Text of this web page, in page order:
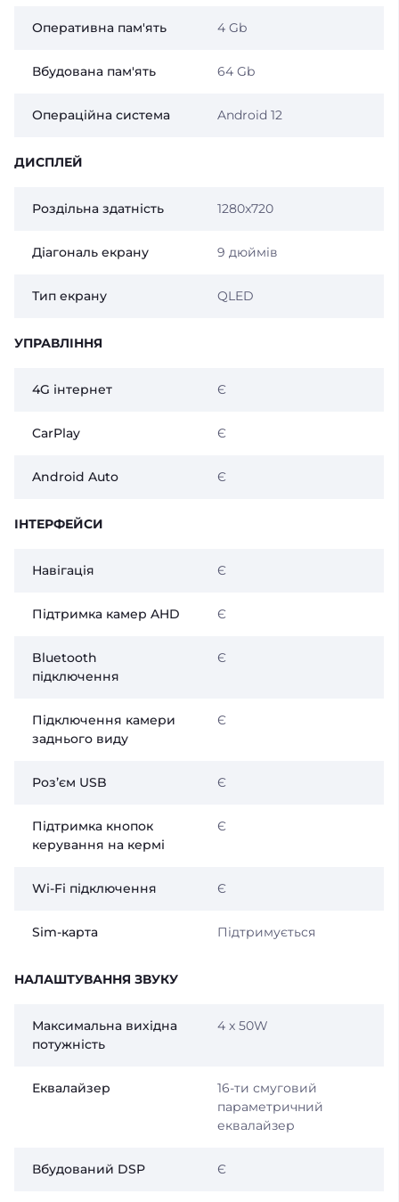
Оперативна пам'ять 4 Gb
Вбудована пам'ять 64 Gb
Операційна система Android 12
ДИСПЛЕЙ
Роздільна здатність 1280x720
Діагональ екрану 9 дюймів
Тип екрану QLED
УПРАВЛІННЯ
4G інтернет Є
CarPlay Є
Android Auto Є
ІНТЕРФЕЙСИ
Навігація Є
Підтримка камер AHD Є
Bluetooth
підключення
Є
Підключення камери
заднього виду
Є
Розʼєм USB Є
Підтримка кнопок
керування на кермі
Є
Wi-Fi підключення Є
Sim-карта Підтримується
НАЛАШТУВАННЯ ЗВУКУ
Максимальна вихідна
потужність
4 x 50W
Еквалайзер
16-ти смуговий
параметричний
еквалайзер
Вбудований DSP Є